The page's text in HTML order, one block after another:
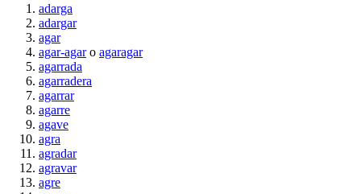
adarga
adargar
agar
agar-agaro agaragar
agarrada
agarradera
agarrar
agarre
agave
agra
agradar
agravar
agre